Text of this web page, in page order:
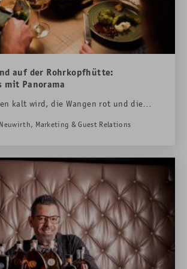
auf der Rohrkopfhütte:
mit Panorama
kalt wird, die Wangen rot und die
frisch ist, dann ist Raclette-Zeit auf
Marketing & Guest Relations